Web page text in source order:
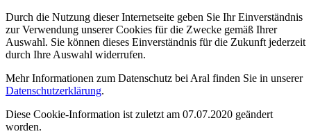
Durch die Nutzung dieser Internetseite geben Sie Ihr Einverständnis
zur Verwendung unserer Cookies für die Zwecke gemäß Ihrer
Auswahl. Sie können dieses Einverständnis für die Zukunft jederzeit
durch Ihre Auswahl widerrufen.
Mehr Informationen zum Datenschutz bei Aral finden Sie in unserer
Datenschutzerklärung.
Diese Cookie-Information ist zuletzt am 07.07.2020 geändert
worden.